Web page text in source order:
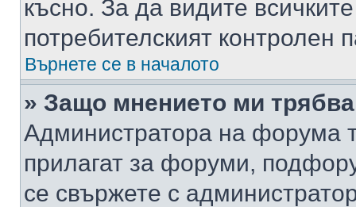
късно. За да видите
потребителският контролен
Върнете се в началото
» Защо мнението ми
Администратора на форума
прилагат за форуми,
се свържете с